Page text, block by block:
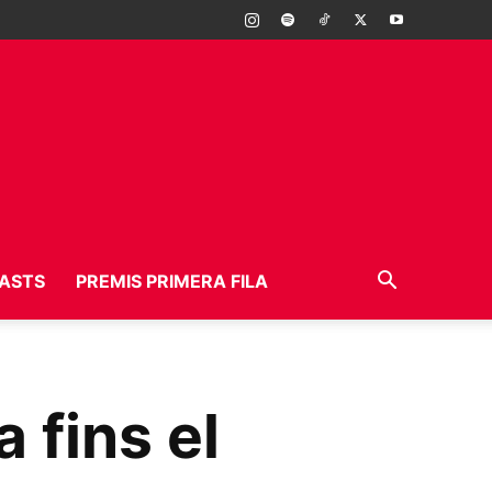
PREMIS PRIMERA FILA
fins el